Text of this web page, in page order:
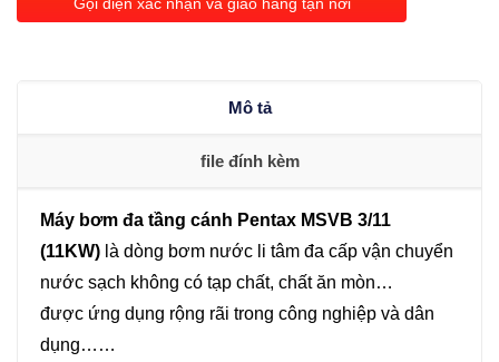
cánh
lượng
Gọi điện xác nhận và giao hàng tận nơi
Mô tả
file đính kèm
Máy bơm đa tầng cánh Pentax MSVB 3/11
(11KW) là dòng bơm nước li tâm đa cấp vận chuyển
nước sạch không có tạp chất, chất ăn mòn…
được ứng dụng rộng rãi trong công nghiệp và dân
dụng……